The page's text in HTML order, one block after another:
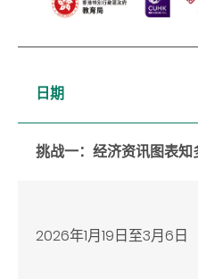
日期
挑战一：经济资讯图表
2026年1月19日至3月6日